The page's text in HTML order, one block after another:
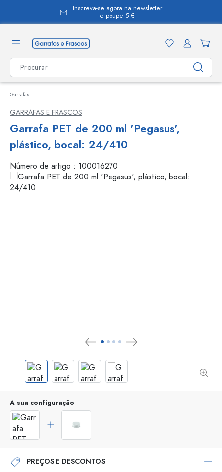
Inscreva-se agora na newsletter
e poupe 5 €
Garrafas
GARRAFAS E FRASCOS
Garrafa PET de 200 ml 'Pegasus',
plástico, bocal: 24/410
Número de artigo : 100016270
A sua configuração
PREÇOS E DESCONTOS